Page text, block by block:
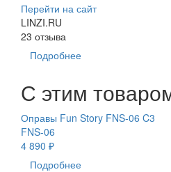
Перейти на сайт
LINZI.RU
23 отзыва
Подробнее
С этим
Оправы Fun Story FNS-06 C3
FNS-06
4 890 ₽
Подробнее